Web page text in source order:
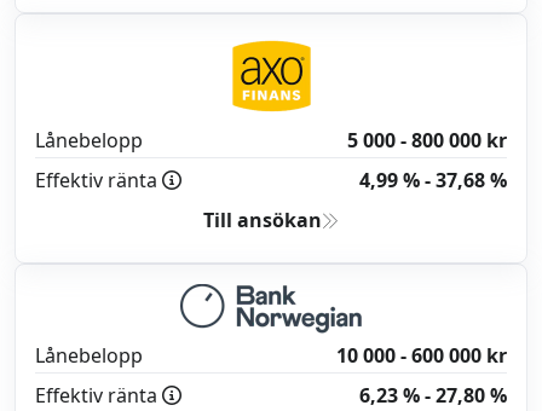
Lånebelopp
5 000 - 800 000 kr
Effektiv ränta
4,99 % - 37,68 %
Till ansökan
Lånebelopp
10 000 - 600 000 kr
Effektiv ränta
6,23 % - 27,80 %